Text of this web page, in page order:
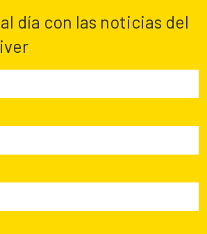
día con las noticias del